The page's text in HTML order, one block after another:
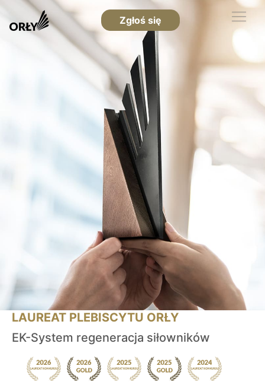
Zgłoś się
LAUREAT PLEBISCYTU ORŁY
EK-System regeneracja siłowników